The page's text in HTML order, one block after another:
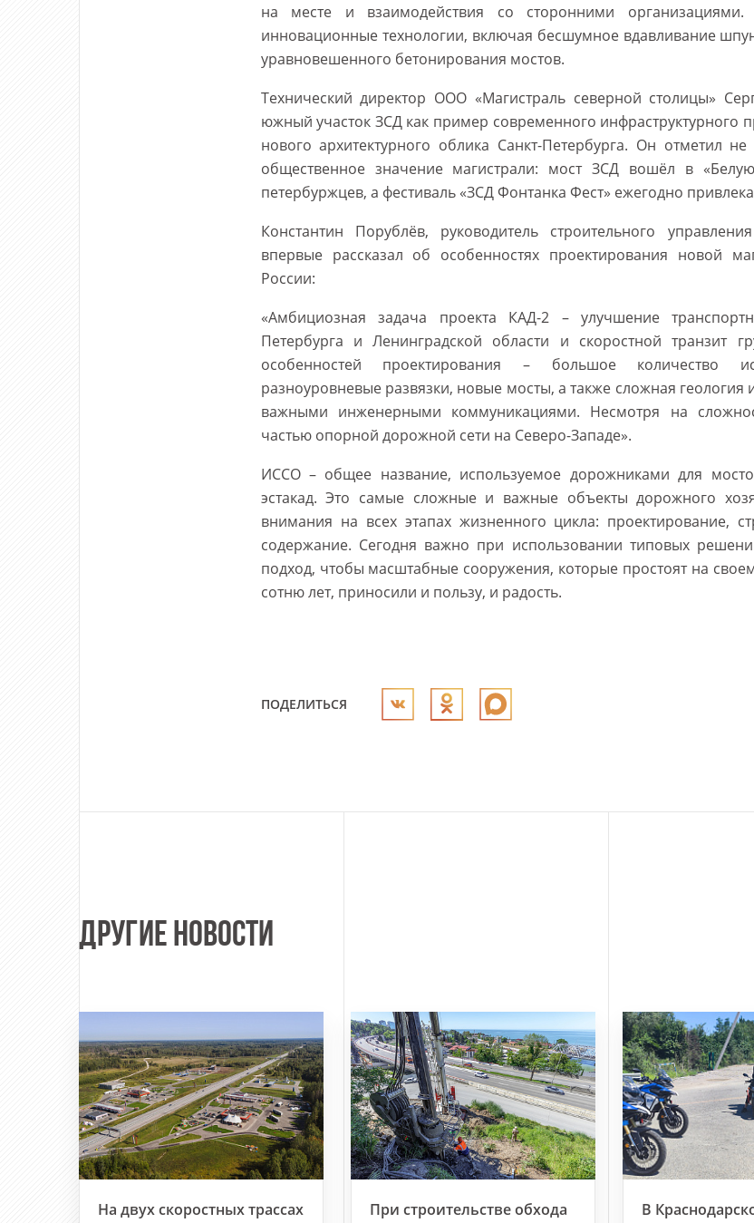
на месте и взаимодействия со сторонними
инновационные технологии, включая бесшумное вдавливание
уравновешенного бетонирования мостов.
Технический директор ООО «Магистраль северной столицы»
южный участок ЗСД как пример современного инфраструктурного
нового архитектурного облика Санкт-Петербурга. Он отметил
общественное значение магистрали: мост ЗСД вошёл в
петербуржцев, а фестиваль «ЗСД Фонтанка Фест» ежегодно
Константин Порублёв, руководитель строительного
впервые рассказал об особенностях проектирования новой
России:
«Амбициозная задача проекта КАД-2 – улучшение
Петербурга и Ленинградской области и скоростной транзит
особенностей проектирования – большое количество
разноуровневые развязки, новые мосты, а также сложная геология
важными инженерными коммуникациями. Несмотря на
частью опорной дорожной сети на Северо-Западе».
ИССО – общее название, используемое дорожниками для
эстакад. Это самые сложные и важные объекты дорожного
внимания на всех этапах жизненного цикла: проектирование,
содержание. Сегодня важно при использовании типовых
подход, чтобы масштабные сооружения, которые простоят на
сотню лет, приносили и пользу, и радость.
ПОДЕЛИТЬСЯ
ДРУГИЕ НОВОСТИ
На двух скоростных трассах
При строительстве обхода
В